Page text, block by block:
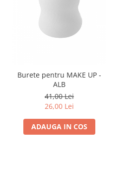
Burete pentru MAKE UP -
ALB
41,00 Lei
26,00 Lei
ADAUGA IN COS